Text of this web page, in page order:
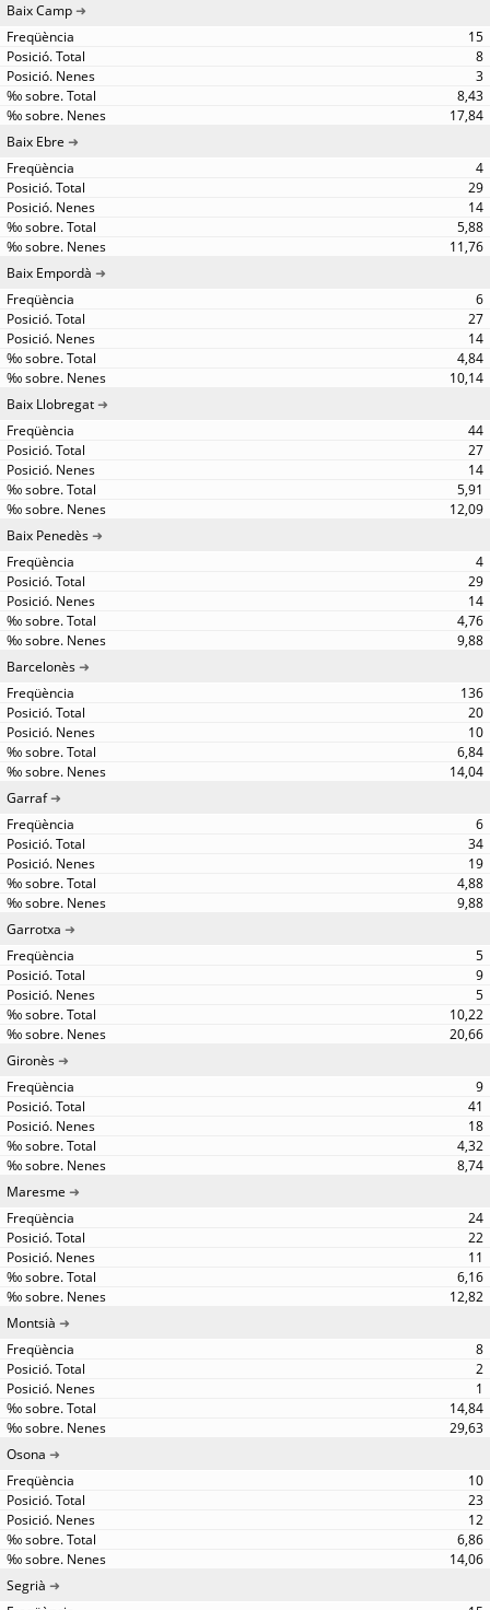
Baix Camp
15
8
3
8,43
17,84
Baix Ebre
4
29
14
5,88
11,76
Baix Empordà
6
27
14
4,84
10,14
Baix Llobregat
44
27
14
5,91
12,09
Baix Penedès
4
29
14
4,76
9,88
Barcelonès
136
20
10
6,84
14,04
Garraf
6
34
19
4,88
9,88
Garrotxa
5
9
5
10,22
20,66
Gironès
9
41
18
4,32
8,74
Maresme
24
22
11
6,16
12,82
Montsià
8
2
1
14,84
29,63
Osona
10
23
12
6,86
14,06
Segrià